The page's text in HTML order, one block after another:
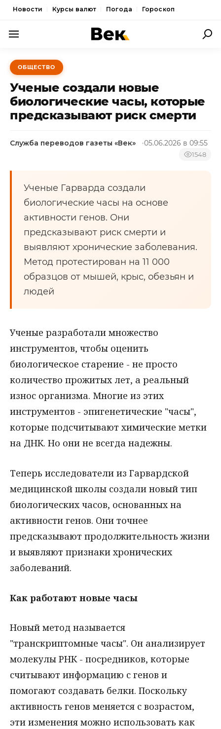
Новости Курсы валют Погода Гороскоп
ПОЛИТИКА
ЭКОНОМИКА
ОБЩЕСТВО
СПОРТ
ОБЩЕСТВО
Ученые создали новые
биологические часы, которые
предсказывают риск смерти
Служба переводов газеты «Век» 05.06.2026 в 09:55
1548
Ученые Гарварда создали
биологические часы на основе
активности генов. Они
предсказывают риск смерти и
выявляют хронические заболевания.
Метод протестирован на 11 000
образцов от мышей, крыс, обезьян и
людей
Ученые разработали множество
инструментов, чтобы оценить
биологическое старение - не просто
количество прожитых лет, а реальный
износ организма. Многие из этих
инструментов - эпигенетические "часы",
которые подсчитывают химические метки
на ДНК. Но они не всегда надежны.
Теперь исследователи из Гарвардской
медицинской школы создали новый тип
биологических часов, основанных на
активности генов. Они точнее
предсказывают продолжительность жизни
и выявляют признаки хронических
заболеваний.
Как работают новые часы
Новый метод называется
"транскриптомные часы". Он анализирует
молекулы РНК - посредников, которые
считывают информацию с генов и
помогают создавать белки. Поскольку
активность генов меняется с возрастом,
эти изменения можно использовать как